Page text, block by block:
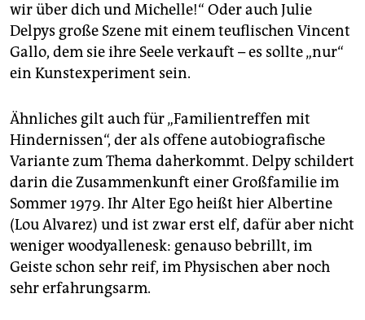
wir über dich und Michelle!“ Oder auch Julie
Delpys große Szene mit einem teuflischen Vincent
Gallo, dem sie ihre Seele verkauft – es sollte „nur“
ein Kunstexperiment sein.
Ähnliches gilt auch für „Familientreffen mit
Hindernissen“, der als offene autobiografische
Variante zum Thema daherkommt. Delpy schildert
darin die Zusammenkunft einer Großfamilie im
Sommer 1979. Ihr Alter Ego heißt hier Albertine
(Lou Alvarez) und ist zwar erst elf, dafür aber nicht
weniger woodyallenesk: genauso bebrillt, im
Geiste schon sehr reif, im Physischen aber noch
sehr erfahrungsarm.